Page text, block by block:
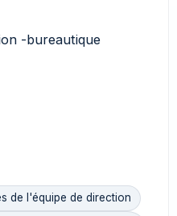
-bureautique
de l'équipe de direction